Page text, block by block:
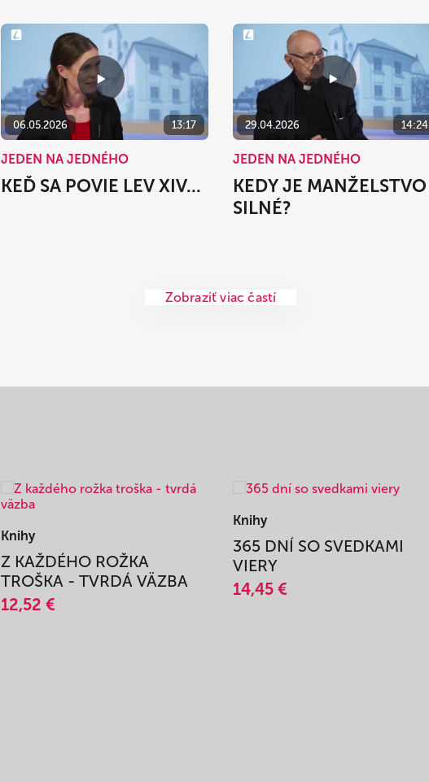
06.05.2026 13:17
JEDEN NA JEDNÉHO
KEĎ SA POVIE LEV XIV...
29.04.2026 14:24
JEDEN NA JEDNÉHO
KEDY JE MANŽELSTVO
SILNÉ?
Zobraziť viac častí
Knihy
Z KAŽDÉHO ROŽKA
TROŠKA - TVRDÁ VÄZBA
12,52 €
Knihy
365 DNÍ SO SVEDKAMI
VIERY
14,45 €